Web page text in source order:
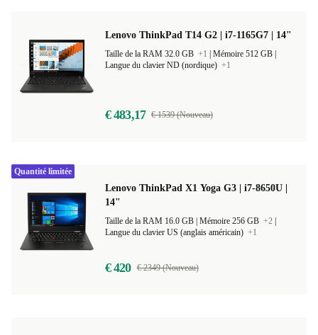
Lenovo ThinkPad T14 G2 | i7-1165G7 | 14"
Taille de la RAM 32.0 GB +1
Langue du clavier ND (nordique) +1
€ 483,17 € 1539 (Nouveau)
Lenovo ThinkPad X1 Yoga G3 | i7-8650U |
14"
Mémoire 256 GB +2
Langue du clavier US (anglais américain) +1
€ 420 € 2349 (Nouveau)
Quantité limitée